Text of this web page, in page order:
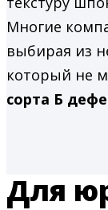
Многие
выбирая из
который не
сорта Б
Для